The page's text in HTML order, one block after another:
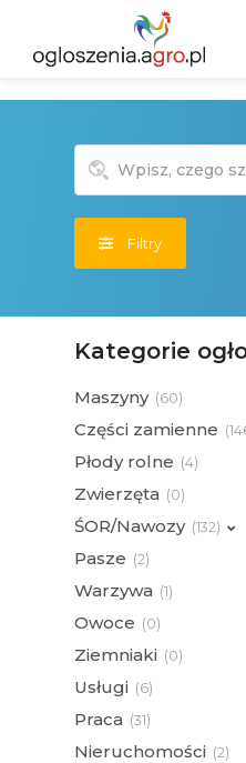
Filtry
Kategorie
Maszyny (60)
Części zamienne (
Płody rolne (4)
Zwierzęta (0)
ŚOR/Nawozy (132)
Pasze (2)
Warzywa (1)
Owoce (0)
Ziemniaki (0)
Usługi (6)
Praca (31)
Nieruchomości (2)